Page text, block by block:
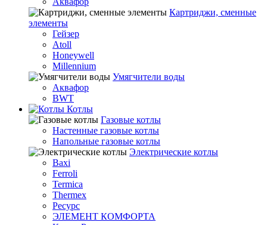
Картриджи, сменные
элементы
Гейзер
Atoll
Honeywell
Millennium
Умягчители воды
Аквафор
BWT
Котлы
Гaзовые котлы
Настенные газовые котлы
Напольные газовые котлы
Электрические котлы
Baxi
Ferroli
Termica
Thermex
Ресурс
ЭЛЕМЕНТ КОМФОРТА